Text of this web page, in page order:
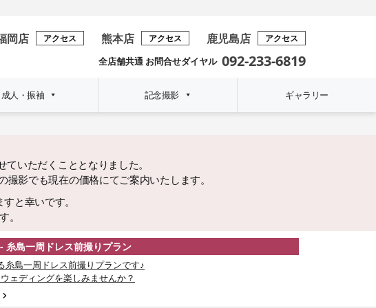
岡店 アクセス 熊本店 アクセス 鹿児島店 アクセス
全店舗共通 お問合せダイヤル 092-233-6819
成人・振袖 記念撮影 ギャラリー
いただくこととなりました。
影でも現在の価格にてご案内いたします。
と幸いです。
。
糸島一周ドレス前撮りプラン
糸島一周ドレス前撮りプランです♪
ェディングを楽しみませんか？